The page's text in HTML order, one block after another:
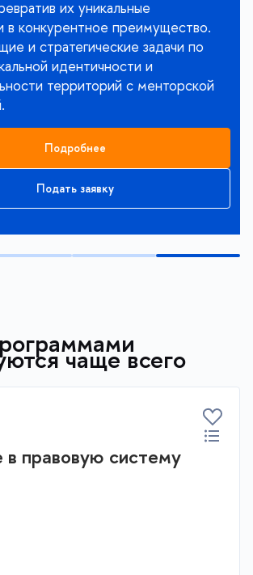
их уникальные
в конкурентное преимущество.
и стратегические задачи по
идентичности и
территорий с менторской
Подробнее
Подать заявку
чаще всего
в правовую систему